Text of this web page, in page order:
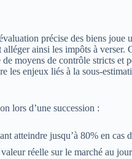
précise des biens
ainsi les impôts à
moyens de contrôle stricts et
enjeux liés à la sous-
lors d’une succession :
atteindre jusqu’à 80% en cas
réelle sur le marché au